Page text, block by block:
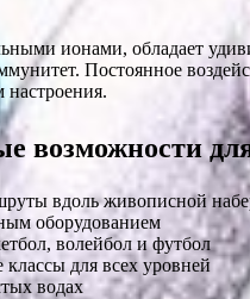
ионами, обладает
Постоянное
возможности
вдоль живописной
оборудованием
волейбол и футбол
для всех уровней
водах